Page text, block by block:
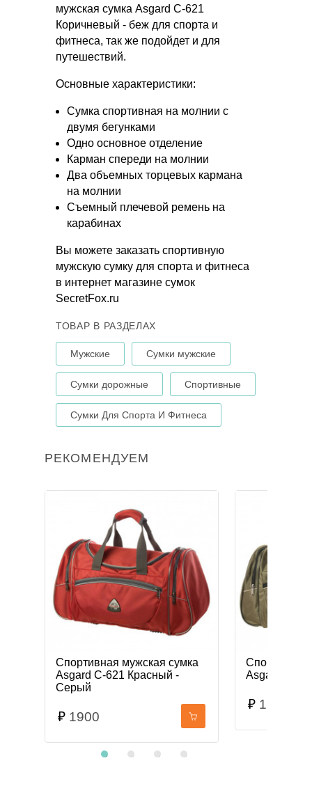
мужская сумка Asgard С-621
Коричневый - беж для спорта и
фитнеса, так же подойдет и для
путешествий.
Основные характеристики:
Сумка спортивная на молнии с
двумя бегунками
Одно основное отделение
Карман спереди на молнии
Два объемных торцевых кармана
на молнии
Съемный плечевой ремень на
карабинах
Вы можете заказать спортивную
мужскую сумку для спорта и фитнеса
в интернет магазине сумок
SecretFox.ru
ТОВАР В РАЗДЕЛАХ
Мужские Сумки мужские
Сумки дорожные Спортивные
Сумки Для Спорта И Фитнеса
РЕКОМЕНДУЕМ
Спортивная мужская сумка
Asgard С-621 Красный -
Серый
₽ 1900
Спортивная
Asgard С-
₽ 1900